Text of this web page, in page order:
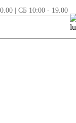
| СБ 10:00 - 19.00